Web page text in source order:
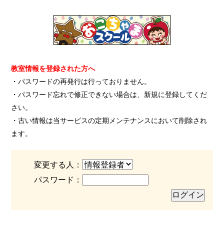
教室情報を登録された方へ
・パスワードの再発行は行っておりません。
・パスワード忘れで修正できない場合は、新規に登録してくだ
さい。
・古い情報は当サービスの定期メンテナンスにおいて削除され
ます。
変更する人：
パスワード：